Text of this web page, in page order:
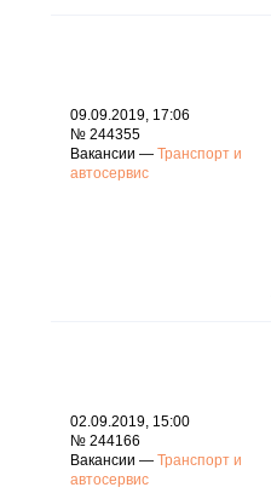
09.09.2019, 17:06
№ 244355
Вакансии — Транспорт и
автосервис
02.09.2019, 15:00
№ 244166
Вакансии — Транспорт и
автосервис